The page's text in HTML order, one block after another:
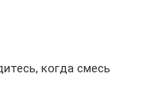
когда смесь